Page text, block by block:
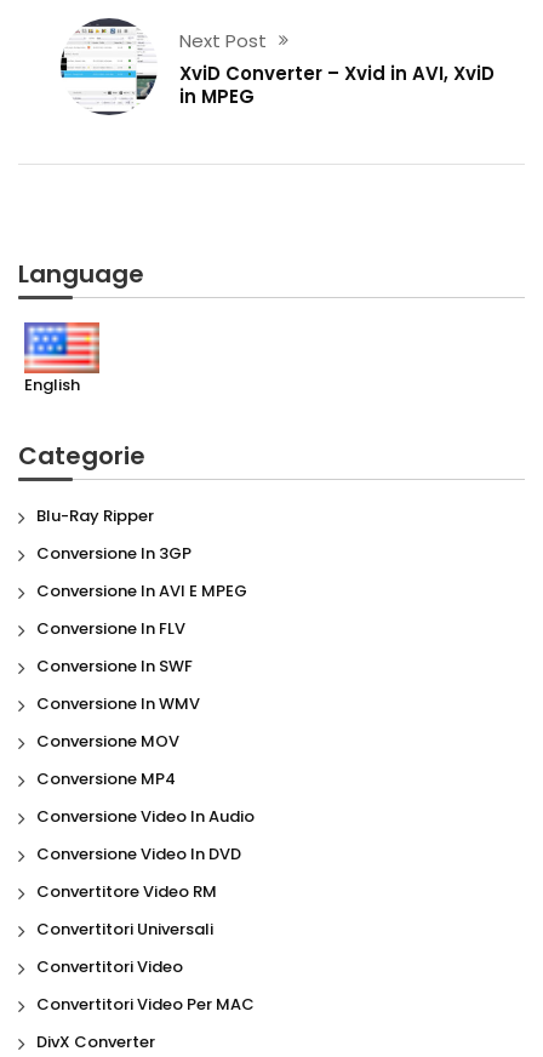
Next Post
XviD Converter – Xvid in AVI, XviD
in MPEG
Language
English
Categorie
Blu-Ray Ripper
Conversione In 3GP
Conversione In AVI E MPEG
Conversione In FLV
Conversione In SWF
Conversione In WMV
Conversione MOV
Conversione MP4
Conversione Video In Audio
Conversione Video In DVD
Convertitore Video RM
Convertitori Universali
Convertitori Video
Convertitori Video Per MAC
DivX Converter